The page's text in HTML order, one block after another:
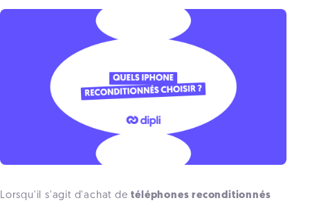
Lorsqu'il s'agit d'achat detéléphones reconditionnés